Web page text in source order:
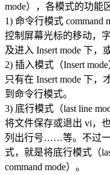
mode），各模式的功能
1) 命令行模式 command
控制屏幕光标的移动，
及进入 Insert mode 下，
2) 插入模式（Insert mode
只有在 Insert mode 下
到命令行模式。
3) 底行模式（last line
将文件保存或退出 vi，
列出行号……等。不过
式，就是将底行模式（
command mode）。